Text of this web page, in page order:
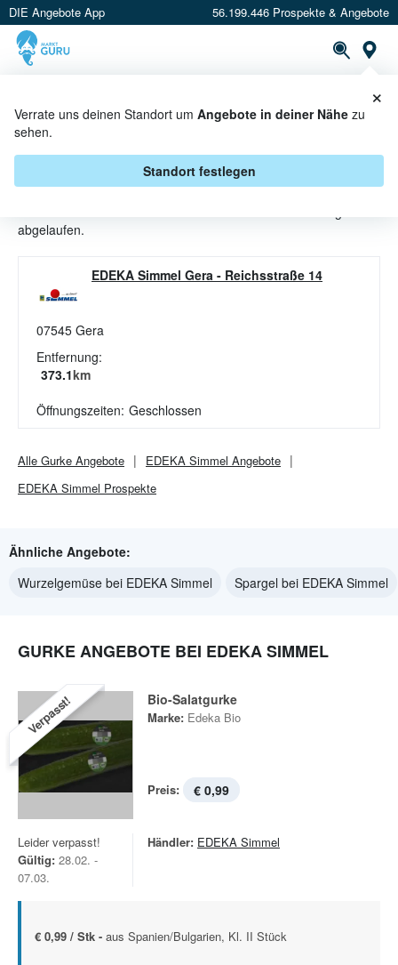
DIE Angebote App 56.199.446 Prospekte & Angebote
Verrate uns deinen Standort um Angebote in deiner Nähe zu
sehen.
Standort festlegen
×
GURKE ANGEBOTE & AKTIONEN
BEI EDEKA SIMMEL
abgelaufen.
EDEKA Simmel Gera - Reichsstraße 14
07545 Gera
Entfernung:
373.1km
Öffnungszeiten: Geschlossen
Alle Gurke Angebote EDEKA Simmel Angebote
EDEKA Simmel Prospekte
Ähnliche Angebote:
Wurzelgemüse bei EDEKA Simmel
Spargel bei EDEKA Simmel
GURKE ANGEBOTE BEI EDEKA SIMMEL
Verpasst! Bio-Salatgurke
Marke: Edeka Bio
Preis: € 0,99
Leider verpasst!
Gültig: 28.02. -
07.03.
Händler: EDEKA Simmel
€ 0,99 / Stk - aus Spanien/Bulgarien, Kl. II Stück